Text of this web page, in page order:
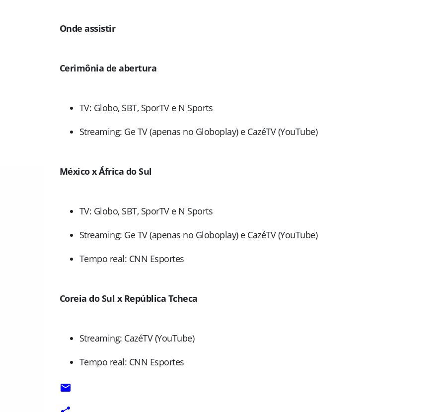
Onde assistir
Cerimônia de abertura
TV: Globo, SBT, SporTV e N Sports
Streaming: Ge TV (apenas no Globoplay) e CazéTV (YouTube)
México x África do Sul
TV: Globo, SBT, SporTV e N Sports
Streaming: Ge TV (apenas no Globoplay) e CazéTV (YouTube)
Tempo real: CNN Esportes
Coreia do Sul x República Tcheca
Streaming: CazéTV (YouTube)
Tempo real: CNN Esportes